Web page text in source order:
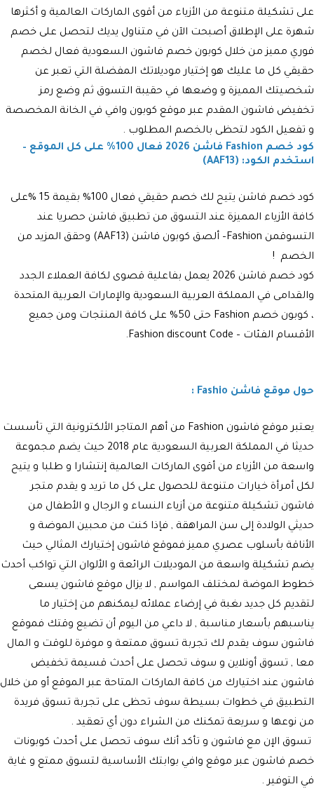
على تشكيلة متنوعة من الأزياء من أقوى الماركات العالمية و أكثرها
شهرة على الإطلاق أصبحت الآن في متناول يديك لتحصل على خصم
فوري مميز من خلال كوبون خصم فاشون السعودية فعال لخصم
حقيقي كل ما عليك هو إختيار موديلاتك المفضلة التي تعبر عن
شخصيتك المميزة و وضعها في حقيبة التسوق ثم وضع رمز
تخفيض فاشون المقدم عبر موقع كوبون وافي في الخانة المخصصة
و تفعيل الكود لتحظى بالخصم المطلوب .
كود خصم Fashion فاشن 2026 فعال 100% على كل الموقع –
استخدم الكود: (AAF13
)
كود خصم فاشن يتيح لك خصم حقيقي فعال 100% بقيمة 15 %على
كافة الأزياء المميزة عند التسوق من تطبيق فاشن حصريا عند
التسوقمن Fashion– ألصق كوبون فاشن (AAF13) وحقق المزيد من
الخصم !
كود خصم فاشن 2026 يعمل بفاعلية قصوى لكافة العملاء الجدد
والقدامى في المملكة العربية السعودية والإمارات العربية المتحدة
، كوبون خصم Fashion حتى 50% على كافة المنتجات ومن جميع
الأقسام الفئات – Fashion discount Code.
حول موقع فاشن Fashio :
يعتبر موقع فاشون Fashion من أهم المتاجر الألكترونية التي تأسست
حديثا في المملكة العربية السعودية عام 2018 حيث يضم مجموعة
واسعة من الأزياء من أقوى الماركات العالمية إنتشارا و طلبا و يتيح
لكل أمرأة خيارات متنوعة للحصول على كل ما تريد و يقدم متجر
فاشون تشكيلة متنوعة من أزياء النساء و الرجال و الأطفال من
حديثي الولادة إلى سن المراهقة , فإذا كنت من محبين الموضة و
الأناقة بأسلوب عصري مميز فموقع فاشون إختيارك المثالي حيث
يضم تشكيلة واسعة من الموديلات الرائعة و الألوان التي تواكب أحدث
خطوط الموضة لمختلف المواسم , لا يزال موقع فاشون يسعى
لتقديم كل جديد ىغبة في إرضاء عملائه ليمكنهم من إختيار ما
يناسبهم بأسعار مناسبة , لا داعي من اليوم أن تضيع وقتك فموقع
فاشون سوف يقدم لك تجربة تسوق ممتعة و موفرة للوقت و المال
معا , تسوق أونلاين و سوف تحصل على أحدث قسيمة تخفيض
فاشون عند اختيارك من كافة الماركات المتاحة عبر الموقع أو من خلال
التطبيق في خطوات بسيطة سوف تحظى على تجربة تسوق فريدة
من نوعها و سريعة تمكنك من الشراء دون أي تعقيد .
تسوق الإن مع فاشون و تأكد أنك سوف تحصل على أحدث كوبونات
خصم فاشون عبر موقع وافي بوابتك الأساسية لتسوق ممتع و غاية
في التوفير .